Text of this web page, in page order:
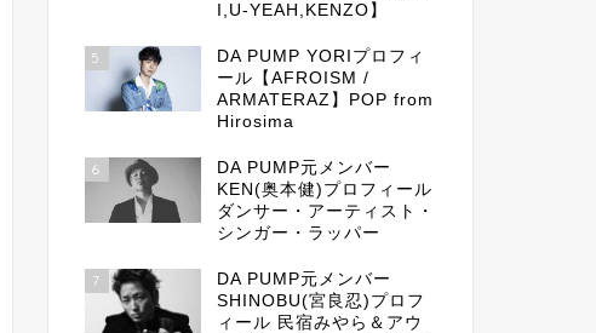
I,U-YEAH,KENZO】
5
DA PUMP YORIプロフィ
ール【AFROISM /
ARMATERAZ】POP from
Hirosima
6
DA PUMP元メンバー
KEN(奥本健)プロフィール
ダンサー・アーティスト・
シンガー・ラッパー
7
DA PUMP元メンバー
SHINOBU(宮良忍)プロフ
ィール 民宿みやら＆アウ